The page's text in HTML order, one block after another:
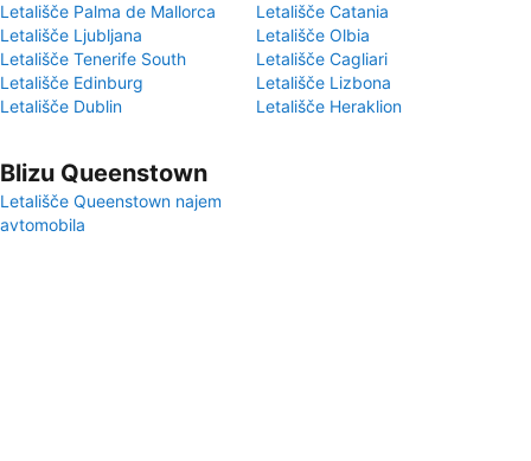
Letališče Palma de Mallorca
Letališče Catania
Letališče Ljubljana
Letališče Olbia
Letališče Tenerife South
Letališče Cagliari
Letališče Edinburg
Letališče Lizbona
Letališče Dublin
Letališče Heraklion
Blizu Queenstown
Letališče Queenstown najem
avtomobila